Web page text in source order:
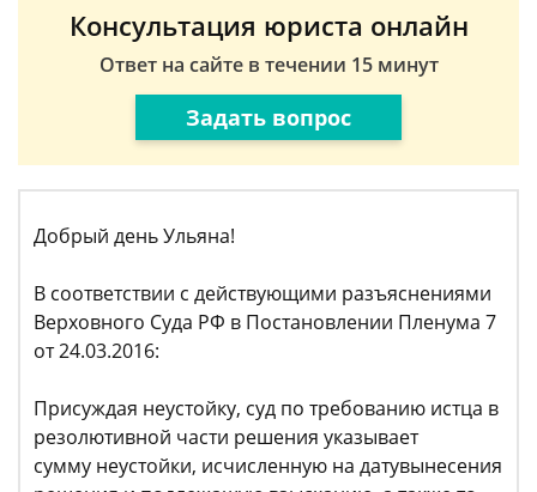
Консультация юриста онлайн
Ответ на сайте в течении 15 минут
Задать вопрос
Добрый день Ульяна!
В соответствии с действующими разъяснениями
Верховного Суда РФ в Постановлении Пленума 7
от 24.03.2016:
Присуждая неустойку, суд по требованию истца в
резолютивной части решения указывает
сумму неустойки, исчисленную на датувынесения